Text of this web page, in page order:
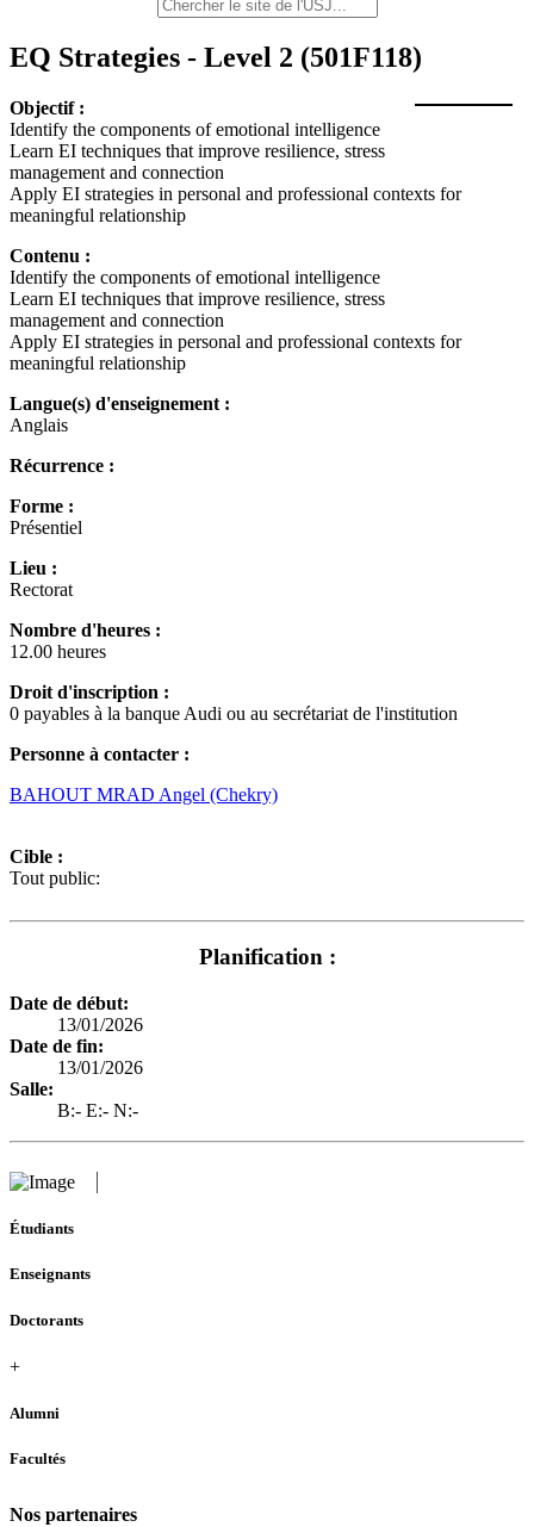
EQ Strategies - Level 2 (501F118)
Objectif :
Identify the components of emotional intelligence
Learn EI techniques that improve resilience, stress
management and connection
Apply EI strategies in personal and professional contexts for
meaningful relationship
Contenu :
Identify the components of emotional intelligence
Learn EI techniques that improve resilience, stress
management and connection
Apply EI strategies in personal and professional contexts for
meaningful relationship
Langue(s) d'enseignement :
Anglais
Récurrence :
Forme :
Présentiel
Lieu :
Rectorat
Nombre d'heures :
12.00 heures
Droit d'inscription :
0 payables à la banque Audi ou au secrétariat de l'institution
Personne à contacter :
BAHOUT MRAD Angel (Chekry)
Cible :
Tout public:
Planification :
Date de début:
13/01/2026
Date de fin:
13/01/2026
Salle:
B:- E:- N:-
Étudiants
Enseignants
Doctorants
+
Alumni
Facultés
Nos partenaires